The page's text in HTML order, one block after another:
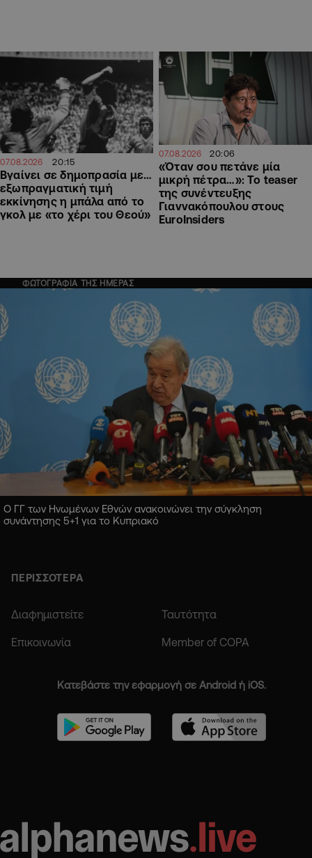
07.08.2026 20:15
Βγαίνει σε δημοπρασία με…
εξωπραγματική τιμή
εκκίνησης η μπάλα από το
γκολ με «το χέρι του Θεού»
07.08.2026 20:06
«Όταν σου πετάνε μία
μικρή πέτρα…»: Το teaser
της συνέντευξης
Γιαννακόπουλου στους
EuroInsiders
ΦΩΤΟΓΡΑΦΙΑ ΤΗΣ ΗΜΕΡΑΣ
Ο ΓΓ των Ηνωμένων Εθνών ανακοινώνει την σύγκληση
συνάντησης 5+1 για το Κυπριακό
ΠΕΡΙΣΣΟΤΕΡΑ
Διαφημιστείτε Ταυτότητα
Επικοινωνία Member of COPA
Κατεβάστε την εφαρμογή σε Android ή iOS.